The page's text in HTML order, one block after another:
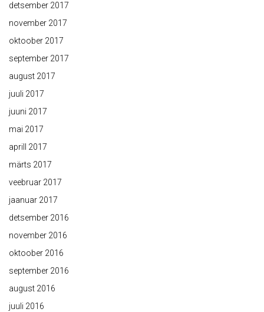
detsember 2017
november 2017
oktoober 2017
september 2017
august 2017
juuli 2017
juuni 2017
mai 2017
aprill 2017
märts 2017
veebruar 2017
jaanuar 2017
detsember 2016
november 2016
oktoober 2016
september 2016
august 2016
juuli 2016